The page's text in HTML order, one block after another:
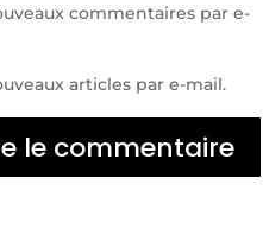
commentaires par e-
articles par e-mail.
le commentaire